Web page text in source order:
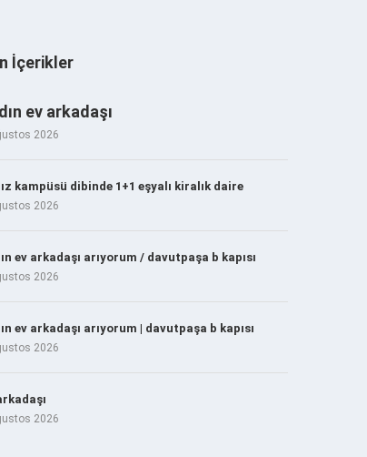
İçerikler
ev arkadaşı
2026
kampüsü dibinde 1+1 eşyalı kiralık daire
2026
ev arkadaşı arıyorum / davutpaşa b kapısı
2026
ev arkadaşı arıyorum | davutpaşa b kapısı
2026
2026